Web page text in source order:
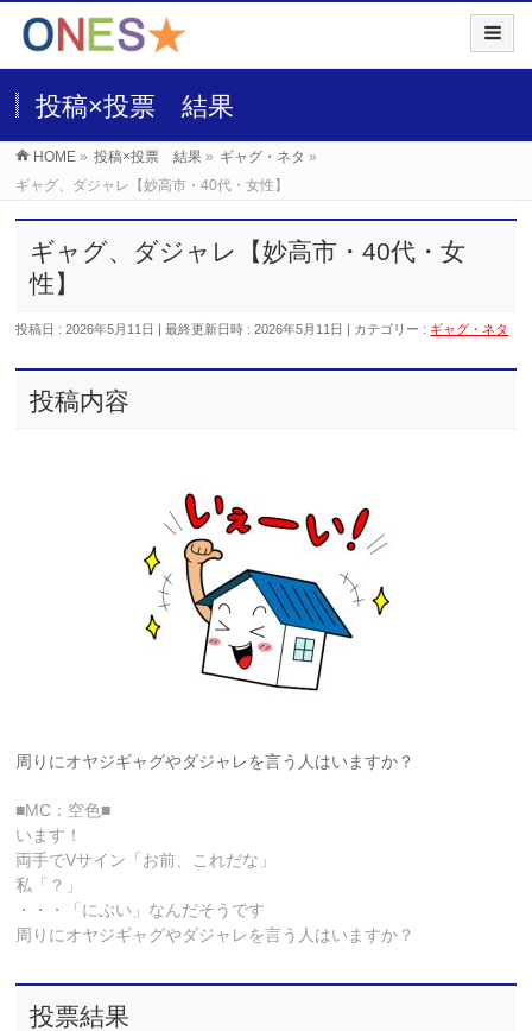
投稿×投票 結果
HOME » 投稿×投票 結果 » ギャグ・ネタ »
ギャグ、ダジャレ【妙高市・40代・女性】
ギャグ、ダジャレ【妙高市・40代・女
性】
投稿日 : 2026年5月11日 最終更新日時 : 2026年5月11日 カテゴリー : ギャグ・ネタ
投稿内容
周りにオヤジギャグやダジャレを言う人はいますか？
■MC：空色■
います！
両手でVサイン「お前、これだな」
私「？」
・・・「にぶい」なんだそうです
周りにオヤジギャグやダジャレを言う人はいますか？
投票結果